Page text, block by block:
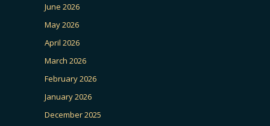
June 2026
May 2026
April 2026
March 2026
February 2026
January 2026
December 2025